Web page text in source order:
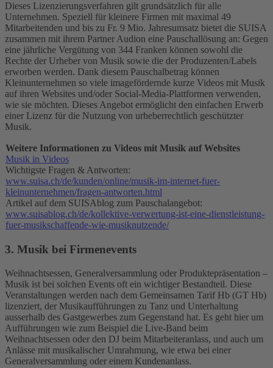
Dieses Lizenzierungsverfahren gilt grundsätzlich für alle
Unternehmen. Speziell für kleinere Firmen mit maximal 49
Mitarbeitenden und bis zu Fr. 9 Mio. Jahresumsatz bietet die SUISA
zusammen mit ihrem Partner Audion eine Pauschallösung an: Gegen
eine jährliche Vergütung von 344 Franken können sowohl die
Rechte der Urheber von Musik sowie die der Produzenten/Labels
erworben werden. Dank diesem Pauschalbetrag können
Kleinunternehmen so viele imagefördernde kurze Videos mit Musik
auf ihren Websites und/oder Social-Media-Plattformen verwenden,
wie sie möchten. Dieses Angebot ermöglicht den einfachen Erwerb
einer Lizenz für die Nutzung von urheberrechtlich geschützter
Musik.
Weitere Informationen zu Videos mit Musik auf Websites
Musik in Videos
Wichtigste Fragen & Antworten:
www.suisa.ch/de/kunden/online/musik-im-internet-fuer-
kleinunternehmen/fragen-antworten.html
Artikel auf dem SUISAblog zum Pauschalangebot:
www.suisablog.ch/de/kollektive-verwertung-ist-eine-dienstleistung-
fuer-musikschaffende-wie-musiknutzende/
3. Musik bei Firmenevents
Weihnachtsessen, Generalversammlung oder Produktepräsentation –
Musik ist bei solchen Events oft ein wichtiger Bestandteil. Diese
Veranstaltungen werden nach dem Gemeinsamen Tarif Hb (GT Hb)
lizenziert, der Musikaufführungen zu Tanz und Unterhaltung
ausserhalb des Gastgewerbes zum Gegenstand hat. Es geht hier um
Aufführungen wie zum Beispiel die Live-Band beim
Weihnachtsessen oder den DJ beim Mitarbeiteranlass, und auch um
Anlässe mit musikalischer Umrahmung, wie etwa bei einer
Generalversammlung oder einem Kundenanlass.